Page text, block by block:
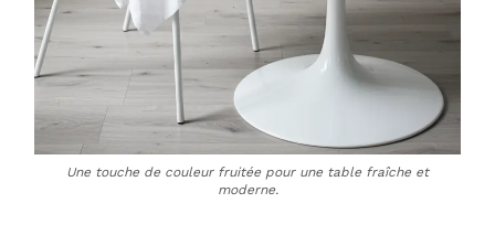
Une touche de couleur fruitée pour une table fraîche et
moderne.